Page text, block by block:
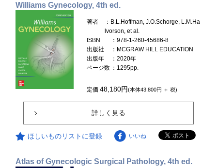
Williams Gynecology, 4th ed.
著者
：B.L.Hoffman, J.O.Schorge, L.M.Ha
lvorson, et al.
ISBN
：978-1-260-45686-8
出版社
：MCGRAW HILL EDUCATION
出版年
：2020年
ページ数 ：1295pp.
定価48,180円(本体43,800円 ＋ 税)
詳しく見る
ほしいものリストに登録 いいね
Atlas of Gynecologic Surgical Pathology, 4th ed.